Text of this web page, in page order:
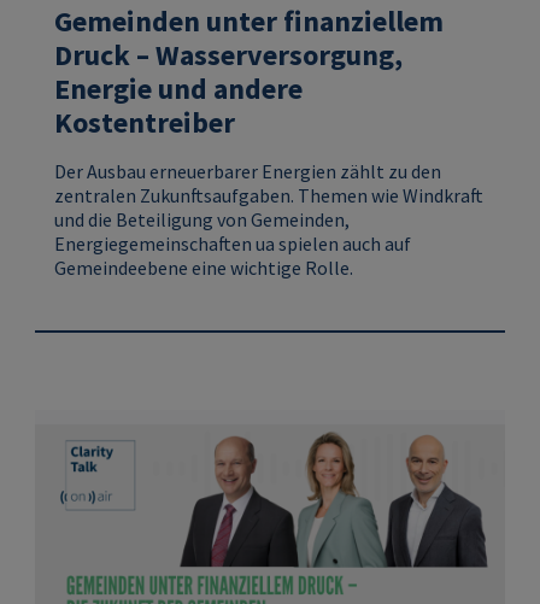
Gemeinden unter finanziellem
Druck – Wasserversorgung,
Energie und andere
Kostentreiber
Der Ausbau erneuerbarer Energien zählt zu den
zentralen Zukunftsaufgaben. Themen wie Windkraft
und die Beteiligung von Gemeinden,
Energiegemeinschaften ua spielen auch auf
Gemeindeebene eine wichtige Rolle.